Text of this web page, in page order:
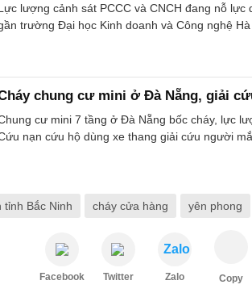
lượng cảnh sát PCCC và CNCH đang nỗ lực
trường Đại học Kinh doanh và Công nghệ Hà
chung cư mini ở Đà Nẵng, giải
cư mini 7 tầng ở Đà Nẵng bốc cháy, lực
nạn cứu hộ dùng xe thang giải cứu người
tỉnh Bắc Ninh cháy cửa hàng yên phong
Facebook Twitter
Zalo
Zalo Copy